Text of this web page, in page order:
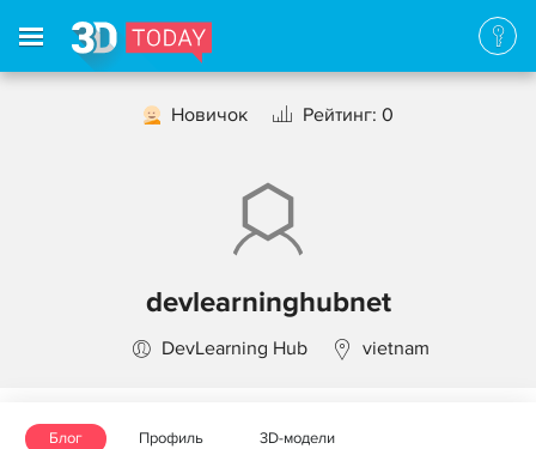
Новичок Рейтинг: 0
devlearninghubnet
DevLearning Hub vietnam
Блог Профиль 3D-модели